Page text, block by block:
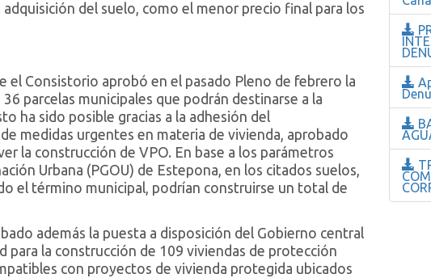
del suelo, como el menor precio final para los
el Consistorio aprobó en el pasado Pleno de febrero la
parcelas municipales que podrán destinarse a la
ha sido posible gracias a la adhesión del
medidas urgentes en materia de vivienda, aprobado
la construcción de VPO. En base a los parámetros
Urbana (PGOU) de Estepona, en los citados suelos,
el término municipal, podrían construirse un total de
además la puesta a disposición del Gobierno central
para la construcción de 109 viviendas de protección
con proyectos de vivienda protegida ubicados